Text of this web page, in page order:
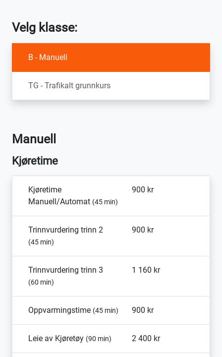
Velg klasse:
B - Manuell
TG - Trafikalt grunnkurs
Manuell
Kjøretime
Kjøretime
Manuell/Automat (45 min)
900 kr
Trinnvurdering trinn 2
(45 min)
900 kr
Trinnvurdering trinn 3
(60 min)
1 160 kr
Oppvarmingstime (45 min) 900 kr
Leie av Kjøretøy (90 min) 2 400 kr